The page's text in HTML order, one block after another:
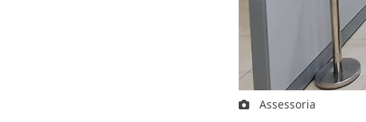
Assessoria